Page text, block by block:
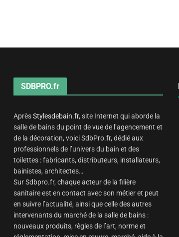
SDBPRO.fr
AprèsStylesdebain.fr, site Internet qui aborde la
salle de bains du point de vue de l’agencement et
de la décoration, voici SdbPro.fr, dédié aux
professionnels de l’univers du bain et des
toilettes : fabricants, distributeurs, installateurs,
bainistes, architectes…
Sur Sdbpro.fr, chaque acteur de la filière
sanitaire est en contact avec son métier et peut
en suivre l’actualité, ainsi que celle des autres
intervenants du marché de la salle de bains :
nouveaux produits, règles de l’art, norme et